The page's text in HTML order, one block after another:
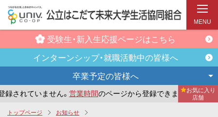
受験生・新入生応援ページはこちら
インターンシップ・就職活動中の皆様へ
卒業予定の皆様へ
されていません。営業時間のページから登録できます。お気に入り
店舗
MENU
トップページ
お知らせ